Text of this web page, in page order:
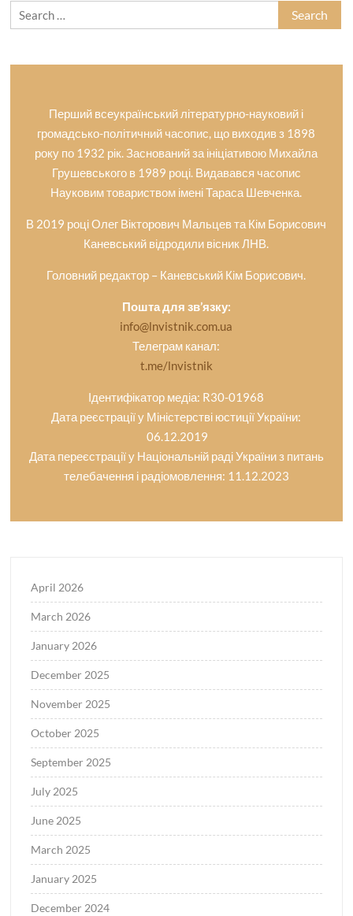
Search
for:
Перший всеукраїнський літературно-науковий і
громадсько-політичний часопис, що виходив з 1898
року по 1932 рік. Заснований за ініціативою Михайла
Грушевського в 1989 році. Видавався часопис
Науковим товариством імені Тараса Шевченка.
В 2019 році Олег Вікторович Мальцев та Кім Борисович
Каневський відродили вісник ЛНВ.
Головний редактор – Каневський Кім Борисович.
Пошта для зв’язку:
info@lnvistnik.com.ua
Телеграм канал:
t.me/lnvistnik
Ідентифікатор медіа: R30-01968
Дата реєстрації у Міністерстві юстиції України:
06.12.2019
Дата переєстрації у Національній раді України з питань
телебачення і радіомовлення: 11.12.2023
April 2026
March 2026
January 2026
December 2025
November 2025
October 2025
September 2025
July 2025
June 2025
March 2025
January 2025
December 2024